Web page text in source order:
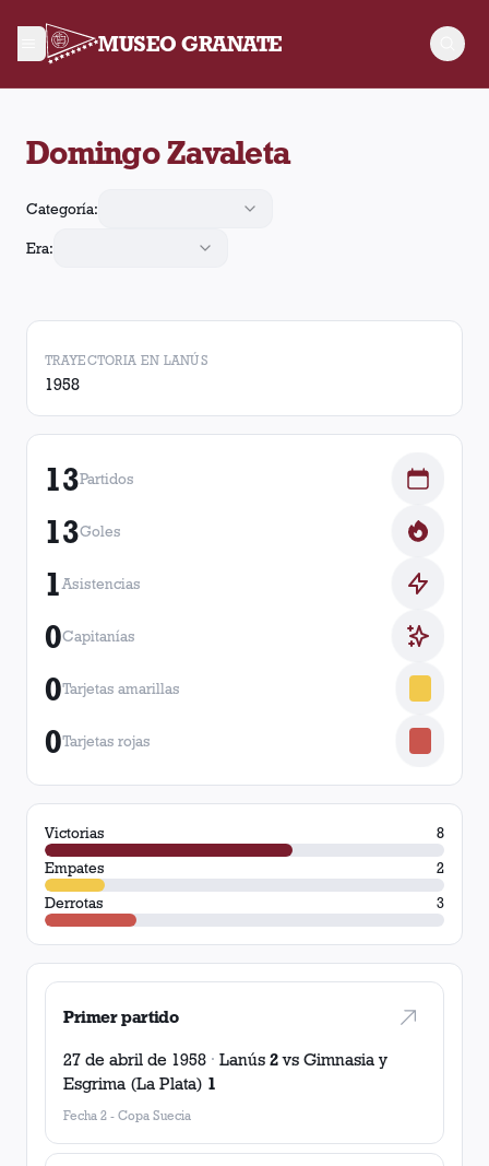
MUSEO GRANATE
Domingo Zavaleta
Categoría:
Era:
TRAYECTORIA EN LANÚS
1958
13Partidos
13Goles
1Asistencias
0Capitanías
0Tarjetas amarillas
0Tarjetas rojas
Victorias
8
Empates
2
Derrotas
3
Primer partido
27 de abril de 1958 · Lanús 2vs Gimnasia y
Esgrima (La Plata) 1
Fecha 2 - Copa Suecia